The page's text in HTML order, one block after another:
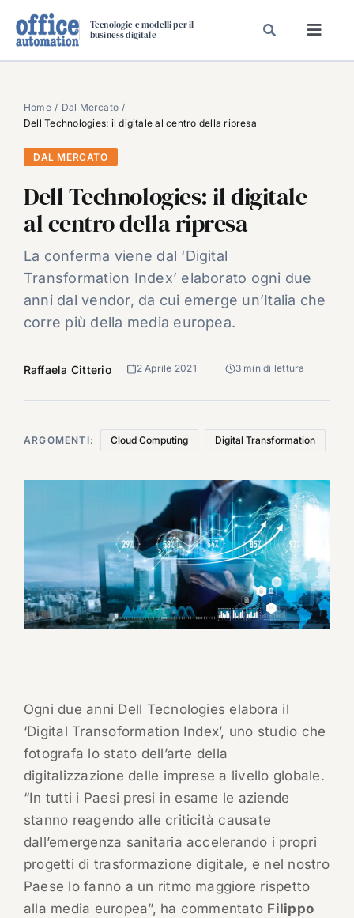
Tecnologie e modelli per il
business digitale
SPECIAL PAPER
TAVOLE ROTONDE DI REDAZIONE
DAL MERCATO
CARRIERE
VIDEO
EVENTI
CHI SIAMO
Home
Dal Mercato
Dell Technologies: il digitale al centro della ripresa
DAL MERCATO
Dell Technologies: il digitale
al centro della ripresa
La conferma viene dal ‘Digital
Transformation Index’ elaborato ogni due
anni dal vendor, da cui emerge un’Italia che
corre più della media europea.
Raffaela Citterio 2 Aprile 2021 3 min di lettura
ARGOMENTI: Cloud Computing Digital Transformation
Ogni due anni Dell Tecnologies elabora il
‘Digital Transoformation Index’, uno studio che
fotografa lo stato dell’arte della
digitalizzazione delle imprese a livello globale.
“In tutti i Paesi presi in esame le aziende
stanno reagendo alle criticità causate
dall’emergenza sanitaria accelerando i propri
progetti di trasformazione digitale, e nel nostro
Paese lo fanno a un ritmo maggiore rispetto
alla media europea”, ha commentato Filippo